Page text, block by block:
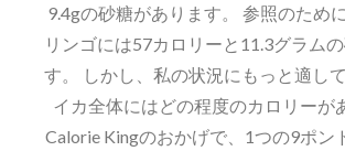
9.4gの砂糖があります。 参照のため
リンゴには57カロリーと11.3グラム
す。 しかし、私の状況にもっと適し
イカ全体にはどの程度のカロリーが
Calorie Kingのおかげで、1つの9ポン